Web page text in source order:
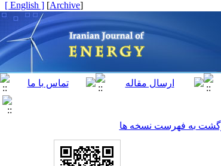
[
Archive
]
[ English ]
به فهرست نسخه ها